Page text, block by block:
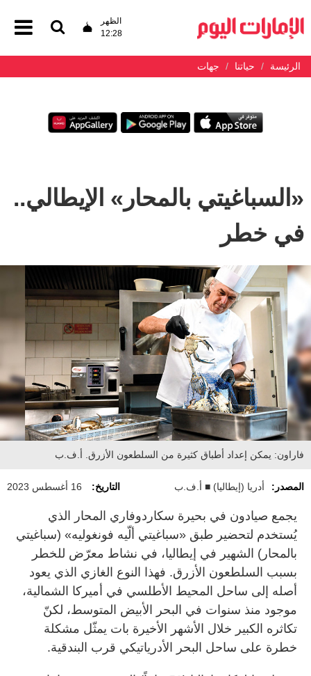
الظهر
12:28
الرئيسة حياتنا جهات
«السباغيتي بالمحار» الإيطالي..
في خطر
فاراون: يمكن إعداد أطباق كثيرة من السلطعون الأزرق. أ.ف.ب
المصدر: أدريا (إيطاليا) ■ أ.ف.ب التاريخ: 16 أغسطس 2023
يجمع صيادون في بحيرة سكاردوفاري المحار الذي
يُستخدم لتحضير طبق «سباغيتي ألّيه فونغوليه» (سباغيتي
بالمحار) الشهير في إيطاليا، في نشاط معرّض للخطر
بسبب السلطعون الأزرق. فهذا النوع الغازي الذي يعود
أصله إلى ساحل المحيط الأطلسي في أميركا الشمالية،
موجود منذ سنوات في البحر الأبيض المتوسط، لكنّ
تكاثره الكبير خلال الأشهر الأخيرة بات يمثّل مشكلة
خطرة على ساحل البحر الأدرياتيكي قرب البندقية.